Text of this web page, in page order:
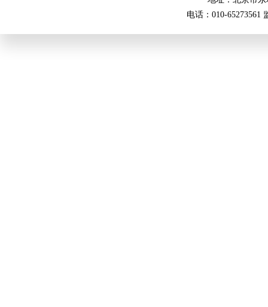
电话：010-65273561